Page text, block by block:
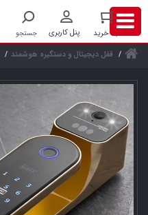
قفل دیجیتال و دستگیره هوشمند